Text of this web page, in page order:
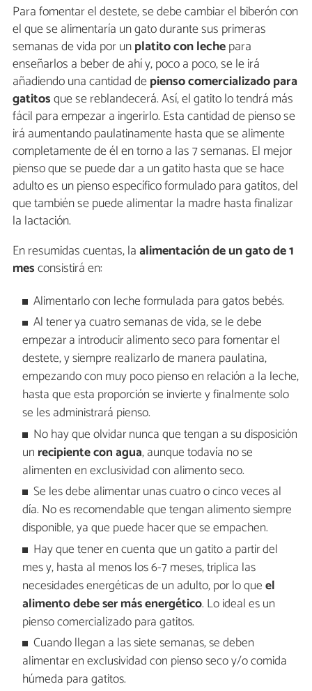
Para fomentar el destete, se debe cambiar el biberón con
el que se alimentaría un gato durante sus primeras
semanas de vida por unplatito con lechepara
enseñarlos a beber de ahí y, poco a poco, se le irá
añadiendo una cantidad depienso comercializado para
gatitosque se reblandecerá. Así, el gatito lo tendrá más
fácil para empezar a ingerirlo. Esta cantidad de pienso se
irá aumentando paulatinamente hasta que se alimente
completamente de él en torno a las 7 semanas. El mejor
pienso que se puede dar a un gatito hasta que se hace
adulto es un pienso específico formulado para gatitos, del
que también se puede alimentar la madre hasta finalizar
la lactación.
En resumidas cuentas, laalimentación de un gato de 1
mesconsistirá en:
Alimentarlo con leche formulada para gatos bebés.
Al tener ya cuatro semanas de vida, se le debe
empezar a introducir alimento seco para fomentar el
destete, y siempre realizarlo de manera paulatina,
empezando con muy poco pienso en relación a la leche,
hasta que esta proporción se invierte y finalmente solo
se les administrará pienso.
No hay que olvidar nunca que tengan a su disposición
un recipiente con agua, aunque todavía no se
alimenten en exclusividad con alimento seco.
Se les debe alimentar unas cuatro o cinco veces al
día. No es recomendable que tengan alimento siempre
disponible, ya que puede hacer que se empachen.
Hay que tener en cuenta que un gatito a partir del
mes y, hasta al menos los 6-7 meses, triplica las
necesidades energéticas de un adulto, por lo queel
alimento debe ser más energético. Lo ideal es un
pienso comercializado para gatitos.
Cuando llegan a las siete semanas, se deben
alimentar en exclusividad con pienso seco y/o comida
húmeda para gatitos.